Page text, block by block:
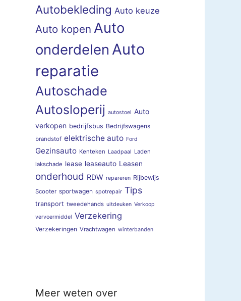
Autobekleding Auto keuze
Auto kopen Auto
onderdelen Auto
reparatie
Autoschade
Autosloperij autostoel Auto
verkopen bedrijfsbus Bedrijfswagens
brandstof elektrische auto Ford
Gezinsauto Kenteken Laadpaal Laden
lakschade lease leaseauto Leasen
onderhoud RDW repareren Rijbewijs
Scooter sportwagen spotrepair Tips
transport tweedehands uitdeuken Verkoop
vervoermiddel Verzekering
Verzekeringen Vrachtwagen winterbanden
Meer weten over